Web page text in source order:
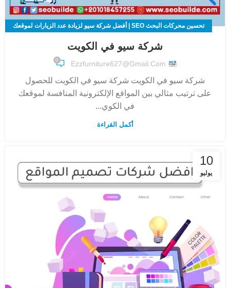
تحسين محركات البحث SEO | أفضل شركة سيو لزيادة عدد الزيارات لموقعك
شركة سيو في الكويت
Ezzfurniture627@gmail.com
0
شركة سيو في الكويت شركة سيو في الكويت للحصول
على ترتيب مثالي بين المواقع الإلكترونية المنافسة لموقعك
في الكوي...
أكمل القراءة
10
يوليو